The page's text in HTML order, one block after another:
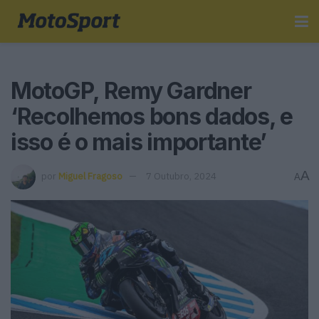
MotoGP, Remy Gardner
‘Recolhemos bons dados, e
isso é o mais importante’
por Miguel Fragoso 7 Outubro, 2024 AA